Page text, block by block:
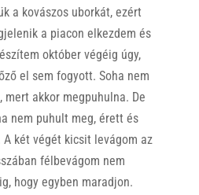
a kovászos uborkát, ezért
a piacon elkezdem és
október végéig úgy,
el sem fogyott. Soha nem
mert akkor megpuhulna. De
nem puhult meg, érett és
A két végét kicsit levágom az
félbevágom nem
hogy egyben maradjon.